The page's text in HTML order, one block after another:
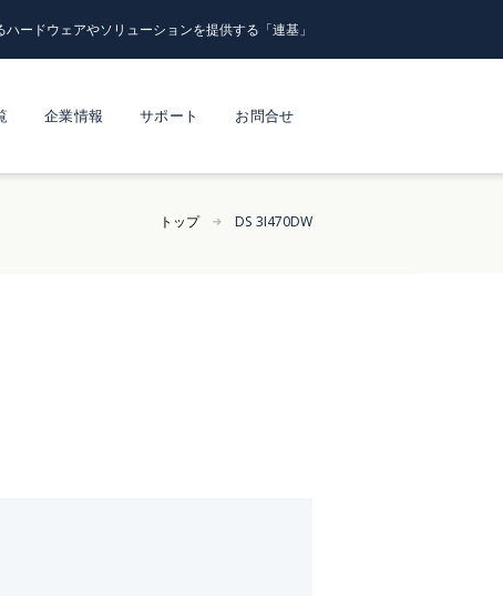
ードウェアやソリューションを提供する「連基」
企業情報 サポート お問合せ
トップ DS 3I470DW